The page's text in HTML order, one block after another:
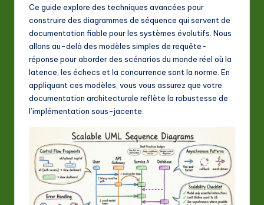
&
S
o
ft
w
Ce guide explore des techniques avancées pour
construire des diagrammes de séquence qui servent de
documentation fiable pour les systèmes évolutifs. Nous
allons au-delà des modèles simples de requête-
réponse pour aborder des scénarios du monde réel où la
latence, les échecs et la concurrence sont la norme. En
appliquant ces modèles, vous vous assurez que votre
documentation architecturale reflète la robustesse de
l’implémentation sous-jacente.